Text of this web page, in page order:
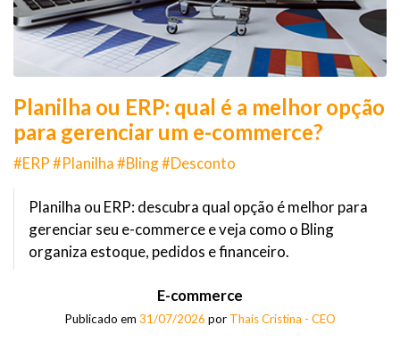
Planilha ou ERP: qual é a melhor opção
para gerenciar um e-commerce?
#ERP #Planilha #Bling #Desconto
Planilha ou ERP: descubra qual opção é melhor para
gerenciar seu e-commerce e veja como o Bling
organiza estoque, pedidos e financeiro.
E-commerce
Publicado em 31/07/2026 por Thaís Cristina - CEO